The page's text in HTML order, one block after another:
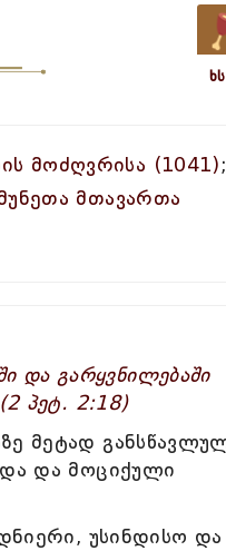
მოძღვრისა (1041);
მთავართა
და გარყვნილებაში
პეტ. 2:18)
მეტად
და მოციქული
უსინდისო და